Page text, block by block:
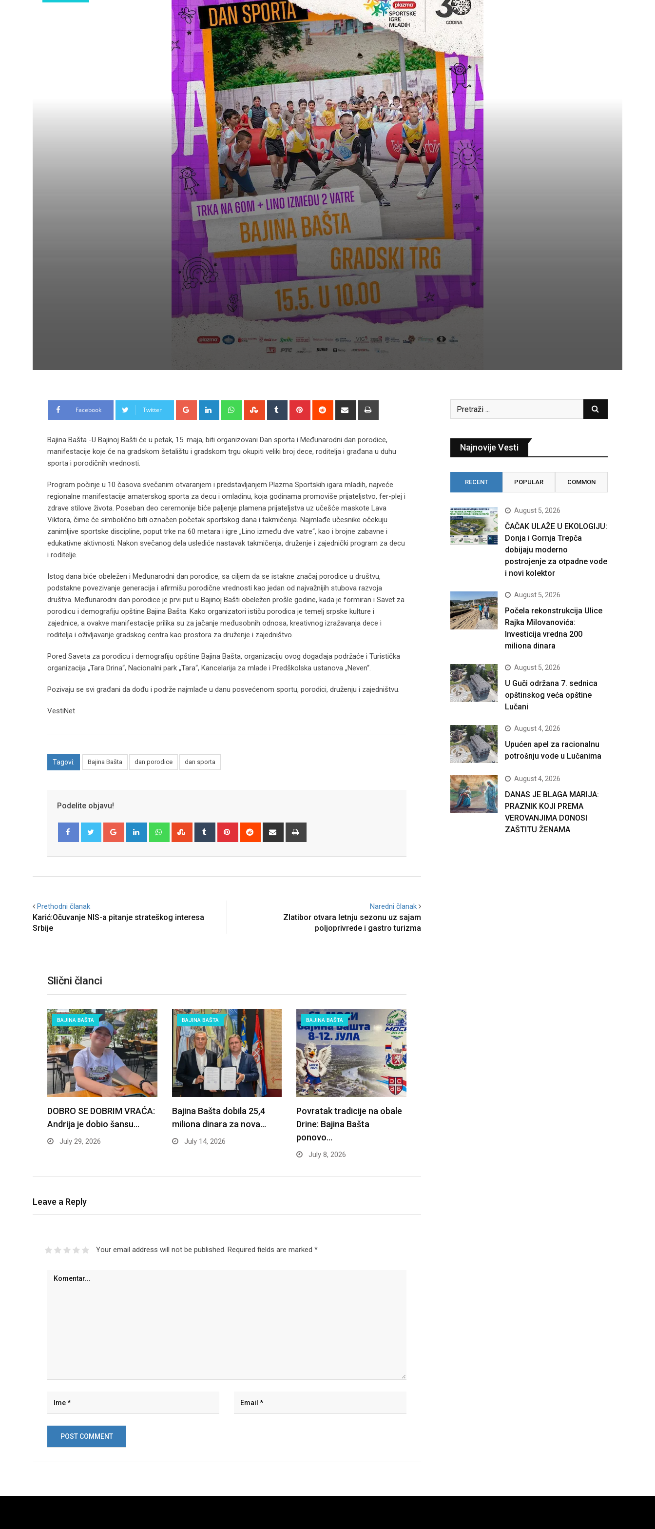
Facebook Twitter Google+ LinkedIn WhatsappStumbleUpon
Tumblr Pinterest Reddit
Share
Bajina Bašta -U Bajinoj Bašti će u petak, 15. maja, biti organizovani Dan sporta i Međunarodni dan porodice,
manifestacije koje će na gradskom šetalištu i gradskom trgu okupiti veliki broj dece, roditelja i građana u duhu
sporta i porodičnih vrednosti.
Program počinje u 10 časova svečanim otvaranjem i predstavljanjem Plazma Sportskih igara mladih, najveće
regionalne manifestacije amaterskog sporta za decu i omladinu, koja godinama promoviše prijateljstvo, fer-plej i
zdrave stilove života. Poseban deo ceremonije biće paljenje plamena prijateljstva uz učešće maskote Lava
Viktora, čime će simbolično biti označen početak sportskog dana i takmičenja. Najmlađe učesnike očekuju
zanimljive sportske discipline, poput trke na 60 metara i igre „Lino između dve vatre“, kao i brojne zabavne i
edukativne aktivnosti. Nakon svečanog dela uslediće nastavak takmičenja, druženje i zajednički program za decu
i roditelje.
Istog dana biće obeležen i Međunarodni dan porodice, sa ciljem da se istakne značaj porodice u društvu,
podstakne povezivanje generacija i afirmišu porodične vrednosti kao jedan od najvažnijih stubova razvoja
društva. Međunarodni dan porodice je prvi put u Bajinoj Bašti obeležen prošle godine, kada je formiran i Savet za
porodicu i demografiju opštine Bajina Bašta. Kako organizatori ističu porodica je temelj srpske kulture i
zajednice, a ovakve manifestacije prilika su za jačanje međusobnih odnosa, kreativnog izražavanja dece i
roditelja i oživljavanje gradskog centra kao prostora za druženje i zajedništvo.
Pored Saveta za porodicu i demografiju opštine Bajina Bašta, organizaciju ovog događaja podržaće i Turistička
organizacija „Tara Drina“, Nacionalni park „Tara“, Kancelarija za mlade i Predškolska ustanova „Neven“.
Pozivaju se svi građani da dođu i podrže najmlađe u danu posvećenom sportu, porodici, druženju i zajedništvu.
VestiNet
Tagovi: Bajina Bašta dan porodice dan sporta
Podelite objavu!
Google+ LinkedIn WhatsappStumbleUpon
Tumblr Pinterest Reddit
Share
Prethodni članak
Karić:Očuvanje NIS-a pitanje strateškog interesa
Srbije
Naredni članak
Zlatibor otvara letnju sezonu uz sajam
poljoprivrede i gastro turizma
Slični članci
BAJINA BAŠTA
DOBRO SE DOBRIM VRAĆA:
Andrija je dobio šansu…
July 29, 2026
BAJINA BAŠTA
Bajina Bašta dobila 25,4
miliona dinara za nova…
July 14, 2026
BAJINA BAŠTA
Povratak tradicije na obale
Drine: Bajina Bašta
ponovo…
July 8, 2026
Leave a Reply
Your email address will not be published. Required fields are marked *
Najnovije Vesti
RECENT POPULAR COMMON
August 5, 2026
ČAČAK ULAŽE U EKOLOGIJU:
Donja i Gornja Trepča
dobijaju moderno
postrojenje za otpadne vode
i novi kolektor
August 5, 2026
Počela rekonstrukcija Ulice
Rajka Milovanovića:
Investicija vredna 200
miliona dinara
August 5, 2026
U Guči održana 7. sednica
opštinskog veća opštine
Lučani
August 4, 2026
Upućen apel za racionalnu
potrošnju vode u Lučanima
August 4, 2026
DANAS JE BLAGA MARIJA:
PRAZNIK KOJI PREMA
VEROVANJIMA DONOSI
ZAŠTITU ŽENAMA